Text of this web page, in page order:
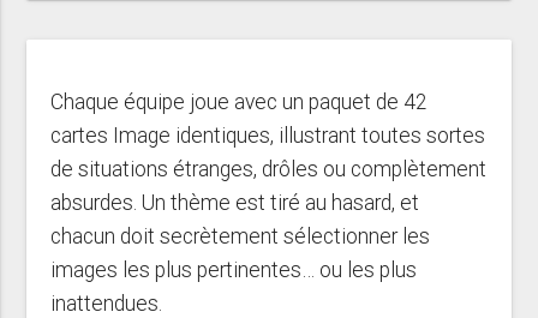
Chaque équipe joue avec un paquet de 42
cartes Image identiques, illustrant toutes sortes
de situations étranges, drôles ou complètement
absurdes. Un thème est tiré au hasard, et
chacun doit secrètement sélectionner les
images les plus pertinentes… ou les plus
inattendues.